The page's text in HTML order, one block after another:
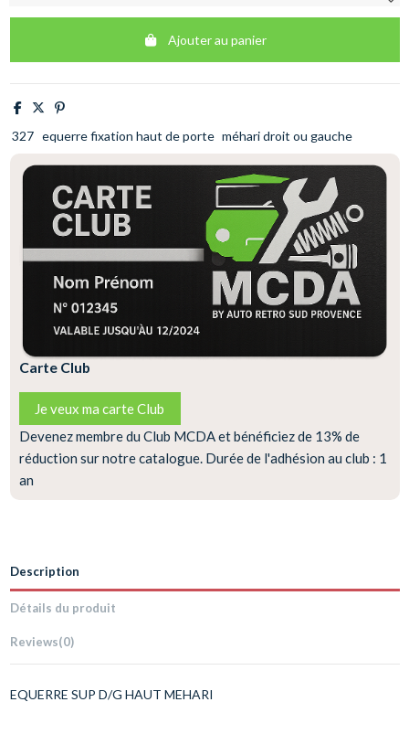
Ajouter au panier
327 equerre fixation haut de porte méhari droit ou gauche
Carte Club
Je veux ma carte Club
Devenez membre du Club MCDA et bénéficiez de 13% de
réduction sur notre catalogue. Durée de l'adhésion au club : 1
an
Description
Détails du produit
Reviews(0)
EQUERRE SUP D/G HAUT MEHARI